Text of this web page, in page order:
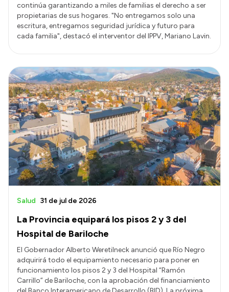
continúa garantizando a miles de familias el derecho a ser
propietarias de sus hogares. "No entregamos solo una
escritura, entregamos seguridad jurídica y futuro para
cada familia", destacó el interventor del IPPV, Mariano Lavin.
La Provincia equipará los pisos 2 y 3 del
Hospital de Bariloche
Salud 31 de jul de 2026
El Gobernador Alberto Weretilneck anunció que Río Negro
adquirirá todo el equipamiento necesario para poner en
funcionamiento los pisos 2 y 3 del Hospital “Ramón
Carrillo” de Bariloche, con la aprobación del financiamiento